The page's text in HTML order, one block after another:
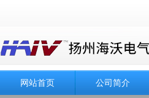
网站首页 公司简介